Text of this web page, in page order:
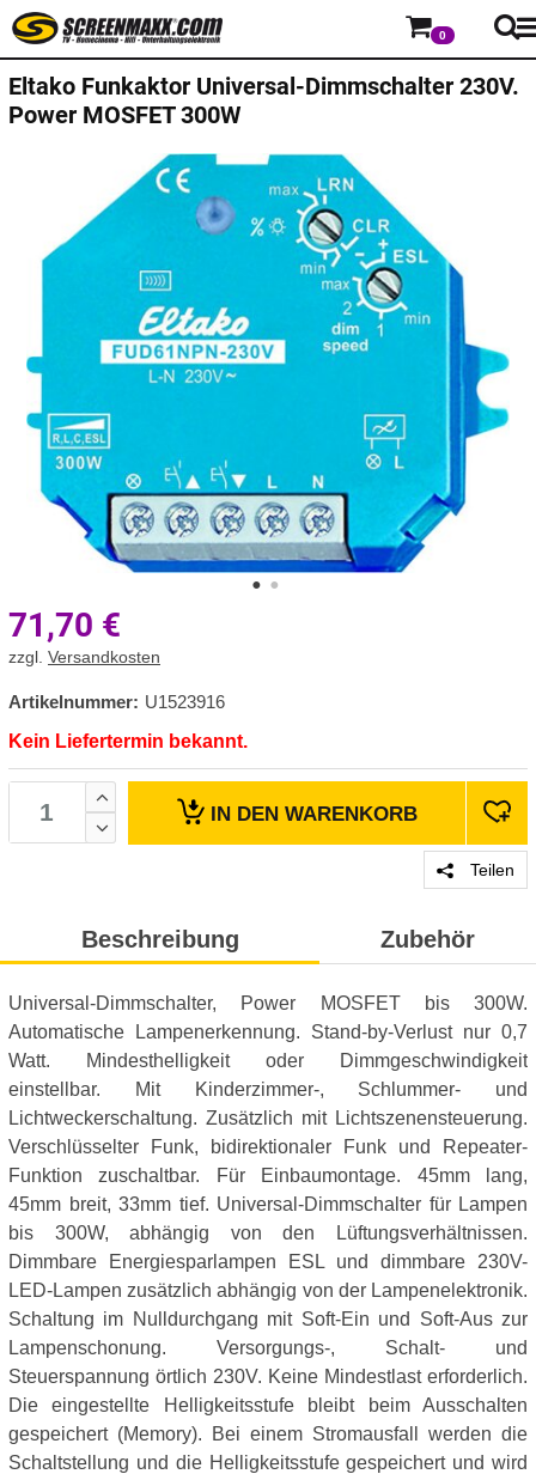
0
Eltako Funkaktor Universal-Dimmschalter 230V.
Power MOSFET 300W
71,70 €
zzgl. Versandkosten
Artikelnummer: U1523916
Kein Liefertermin bekannt.
IN DEN WARENKORB
Teilen
Beschreibung Zubehör
Universal-Dimmschalter, Power MOSFET bis 300W.
Automatische Lampenerkennung. Stand-by-Verlust nur 0,7
Watt. Mindesthelligkeit oder Dimmgeschwindigkeit
einstellbar. Mit Kinderzimmer-, Schlummer- und
Lichtweckerschaltung. Zusätzlich mit Lichtszenensteuerung.
Verschlüsselter Funk, bidirektionaler Funk und Repeater-
Funktion zuschaltbar. Für Einbaumontage. 45mm lang,
45mm breit, 33mm tief. Universal-Dimmschalter für Lampen
bis 300W, abhängig von den Lüftungsverhältnissen.
Dimmbare Energiesparlampen ESL und dimmbare 230V-
LED-Lampen zusätzlich abhängig von der Lampenelektronik.
Schaltung im Nulldurchgang mit Soft-Ein und Soft-Aus zur
Lampenschonung. Versorgungs-, Schalt- und
Steuerspannung örtlich 230V. Keine Mindestlast erforderlich.
Die eingestellte Helligkeitsstufe bleibt beim Ausschalten
gespeichert (Memory). Bei einem Stromausfall werden die
Schaltstellung und die Helligkeitsstufe gespeichert und wird